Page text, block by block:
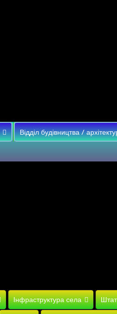
Відділ будівництва /
Інфраструктура села Штат